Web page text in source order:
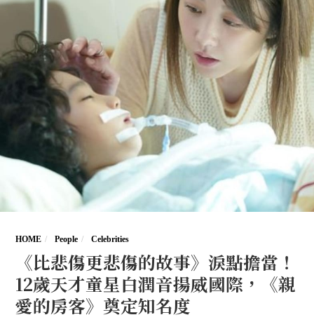
HOME People Celebrities
《比悲傷更悲傷的故事》淚點擔當！
12歲天才童星白潤音揚威國際，《親
愛的房客》奠定知名度